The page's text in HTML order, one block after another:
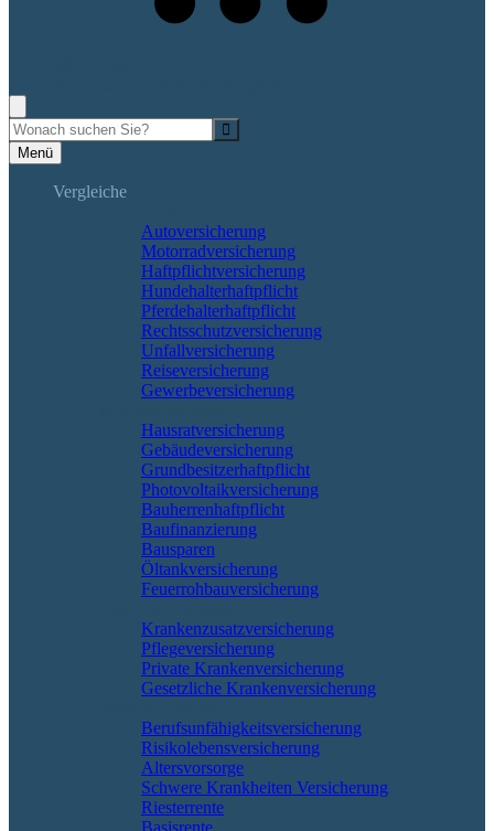
Menü
Vergleiche
Autoversicherung
Motorradversicherung
Haftpflichtversicherung
Hundehalterhaftpflicht
Pferdehalterhaftpflicht
Rechtsschutzversicherung
Unfallversicherung
Reiseversicherung
Gewerbeversicherung
Hausratversicherung
Gebäudeversicherung
Grundbesitzerhaftpflicht
Photovoltaikversicherung
Bauherrenhaftpflicht
Baufinanzierung
Bausparen
Öltankversicherung
Feuerrohbauversicherung
Krankenzusatzversicherung
Pflegeversicherung
Private Krankenversicherung
Gesetzliche Krankenversicherung
Berufs­unfähigkeitsversicherung
Risikolebensversicherung
Altersvorsorge
Schwere Krankheiten Versicherung
Riesterrente
Basisrente